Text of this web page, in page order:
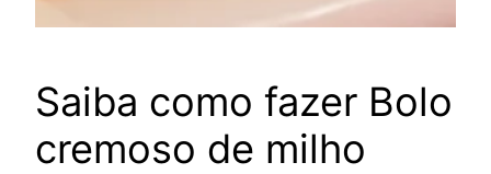
Saiba como fazer Bolo
cremoso de milho